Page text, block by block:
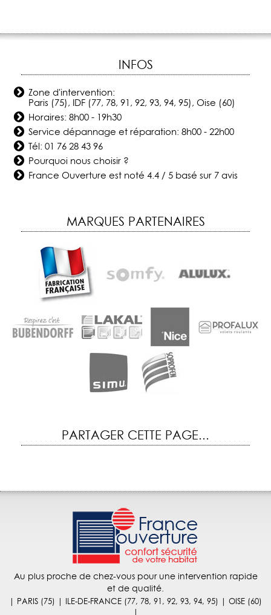
INFOS
Zone d'intervention:
Paris (75), IDF (77, 78, 91, 92, 93, 94, 95), Oise (60)
Horaires: 8h00 - 19h30
Service dépannage et réparation: 8h00 - 22h00
Tél:01 76 28 43 96
Pourquoi nous choisir ?
France Ouverture est noté4.4 /5 basé sur 7avis
MARQUES PARTENAIRES
PARTAGER CETTE PAGE...
Au plus proche de chez-vous pour une intervention rapide
et de qualité.
| PARIS (75) | ILE-DE-FRANCE (77, 78, 91, 92, 93, 94, 95) | OISE (60)
|